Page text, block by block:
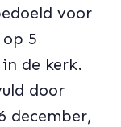
voor
5
de kerk.
door
december,